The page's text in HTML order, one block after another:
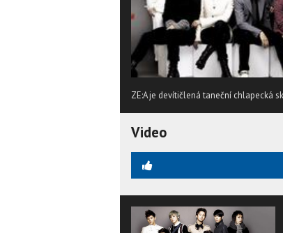
ZE:A je devítičlená taneční chlapecká
Video